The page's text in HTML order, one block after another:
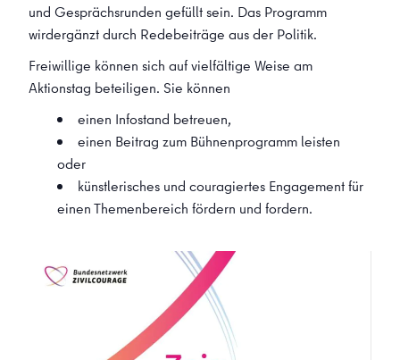
und Gesprächsrunden gefüllt sein. Das Programm
wirdergänzt durch Redebeiträge aus der Politik.
Freiwillige können sich auf vielfältige Weise am
Aktionstag beteiligen. Sie können
einen Infostand betreuen,
einen Beitrag zum Bühnenprogramm leisten
oder
künstlerisches und couragiertes Engagement für
einen Themenbereich fördern und fordern.